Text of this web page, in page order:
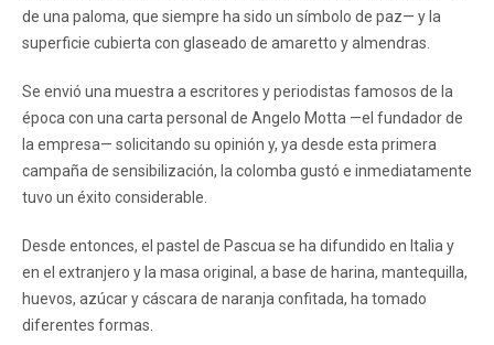
de una paloma, que siempre ha sido un símbolo de paz— y la
superficie cubierta con glaseado de amaretto y almendras.
Se envió una muestra a escritores y periodistas famosos de la
época con una carta personal de Angelo Motta —el fundador de
la empresa— solicitando su opinión y, ya desde esta primera
campaña de sensibilización, la colomba gustó e inmediatamente
tuvo un éxito considerable.
Desde entonces, el pastel de Pascua se ha difundido en Italia y
en el extranjero y la masa original, a base de harina, mantequilla,
huevos, azúcar y cáscara de naranja confitada, ha tomado
diferentes formas.